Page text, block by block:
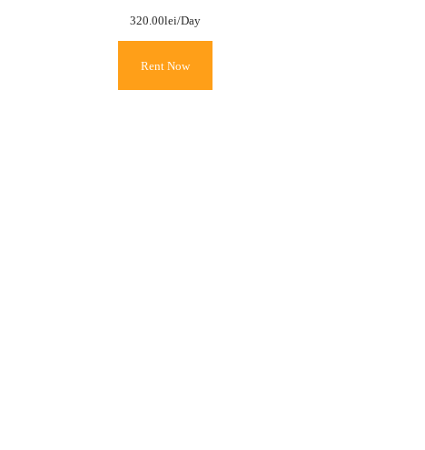
320.00lei/Day
Rent Now